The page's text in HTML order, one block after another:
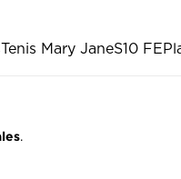
Tenis Mary JaneS10 FE
.